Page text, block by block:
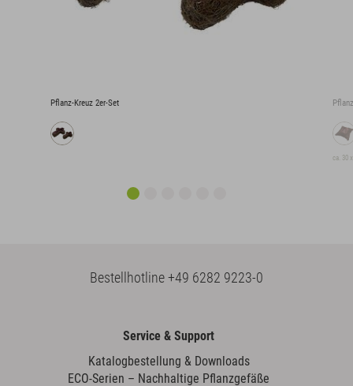
Pflanz-Kreuz 2er-Set
ca. 30
Bestellhotline+49 6282 9223-0
Service & Support
Katalogbestellung & Downloads
ECO-Serien – Nachhaltige Pflanzgefäße